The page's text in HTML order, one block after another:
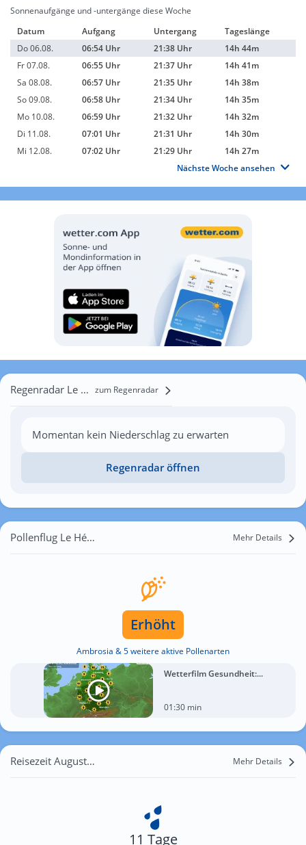
Sonnenaufgänge und -untergänge diese Woche
Datum
Aufgang Untergang
Tageslänge
Do 06.08.
06:54 Uhr 21:38 Uhr
14h 44m
Fr 07.08.
06:55 Uhr 21:37 Uhr
14h 41m
Sa 08.08.
06:57 Uhr 21:35 Uhr
14h 38m
So 09.08.
06:58 Uhr 21:34 Uhr
14h 35m
Mo 10.08.
06:59 Uhr 21:32 Uhr
14h 32m
Di 11.08.
07:01 Uhr 21:31 Uhr
14h 30m
Mi 12.08.
07:02 Uhr 21:29 Uhr
14h 27m
Nächste Woche ansehen
Regenradar Le Hézo zum Regenradar
Momentan kein Niederschlag zu erwarten
Regenradar öffnen
Pollenflug Le Hézo Mehr Details
Erhöht
Ambrosia & 5 weitere aktive Pollenarten
Wetterfilm Gesundheit:...
01:30 min
Reisezeit August für Le Hézo Mehr Details
11 Tage